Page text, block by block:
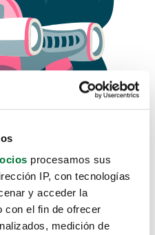
procesamos sus
IP, con tecnologías
y acceder la
con el fin de ofrecer
medición de
como
aquí.